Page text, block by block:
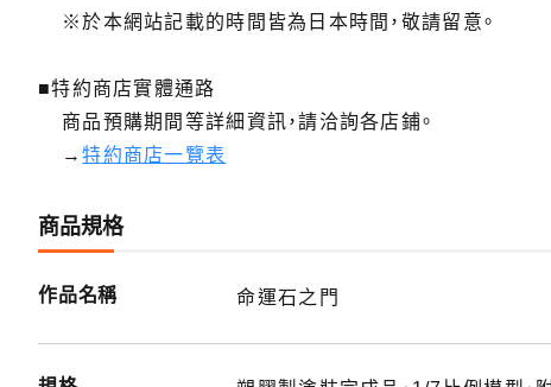
※於本網站記載的時間皆為日本時間，敬請留意。
■特約商店實體通路
商品預購期間等詳細資訊，請洽詢各店鋪。
→特約商店一覽表
商品規格
作品名稱 命運石之門